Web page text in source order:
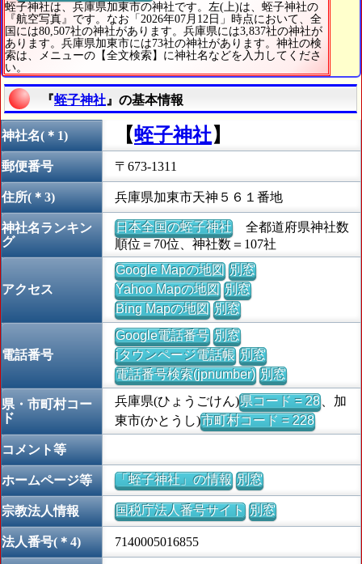
蛭子神社は、兵庫県加東市の神社です。左(上)は、蛭子神社の
『航空写真』です。なお「2026年07月12日」時点において、全
国には80,507社の神社があります。兵庫県には3,837社の神社が
あります。兵庫県加東市には73社の神社があります。神社の検
索は、メニューの【全文検索】に神社名などを入力してくださ
い。
『蛭子神社 』の基本情報
神社名(＊1) 【蛭子神社】
郵便番号 〒673-1311
住所(＊3) 兵庫県加東市天神５６１番地
神社名ランキン
グ
日本全国の蛭子神社全都道府県神社数
順位＝70位、神社数＝107社
アクセス
Google Mapの地図 別窓
Yahoo Mapの地図 別窓
Bing Mapの地図 別窓
電話番号
Google電話番号 別窓
iタウンページ電話帳 別窓
電話番号検索(jpnumber) 別窓
県・市町村コー
ド
兵庫県(ひょうごけん)県コード = 28、加
東市(かとうし)市町村コード = 228
コメント等
ホームページ等 「蛭子神社」の情報 別窓
宗教法人情報 国税庁法人番号サイト 別窓
法人番号(＊4) 7140005016855